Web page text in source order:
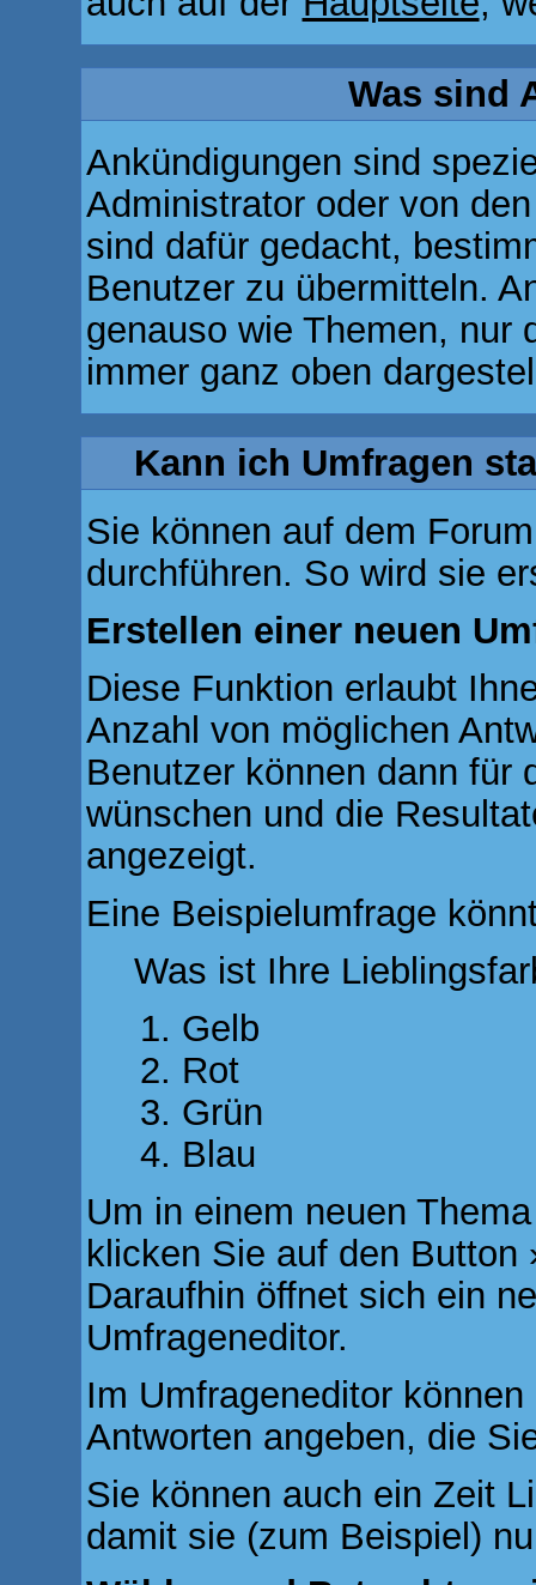
Was sind
Ankündigungen sind
Administrator oder von
sind dafür gedacht,
Benutzer zu übermitteln.
genauso wie Themen, nur
immer ganz oben
Kann ich Umfragen
Sie können auf dem
durchführen. So wird sie
Erstellen einer neuen
Diese Funktion erlaubt
Anzahl von möglichen
Benutzer können dann für
wünschen und die
angezeigt.
Eine Beispielumfrage
Was ist Ihre
Gelb
Rot
Grün
Blau
Um in einem neuen
klicken Sie auf den
Daraufhin öffnet sich ein
Umfrageneditor.
Im Umfrageneditor
Antworten angeben, die
Sie können auch ein Zeit
damit sie (zum Beispiel)